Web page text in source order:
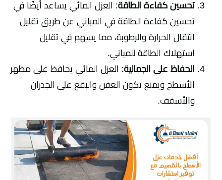
تحسين كفاءة الطاقة: العزل المائي يساعد أيضًا في
تحسين كفاءة الطاقة في المباني عن طريق تقليل
انتقال الحرارة والرطوبة، مما يسهم في تقليل
استهلاك الطاقة للمباني.
الحفاظ على الجمالية: العزل المائي يحافظ على مظهر
الأسطح ويمنع تكون العفن والبقع على الجدران
والأسقف.